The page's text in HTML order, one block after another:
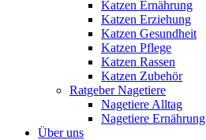
Katzen Ernährung
Katzen Erziehung
Katzen Gesundheit
Katzen Pflege
Katzen Rassen
Katzen Zubehör
Ratgeber Nagetiere
Nagetiere Alltag
Nagetiere Ernährung
Über uns